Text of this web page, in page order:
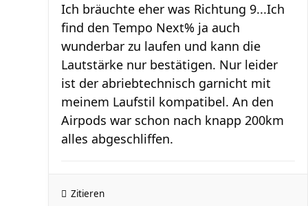
Ich bräuchte eher was Richtung 9...Ich
find den Tempo Next% ja auch
wunderbar zu laufen und kann die
Lautstärke nur bestätigen. Nur leider
ist der abriebtechnisch garnicht mit
meinem Laufstil kompatibel. An den
Airpods war schon nach knapp 200km
alles abgeschliffen.
Zitieren